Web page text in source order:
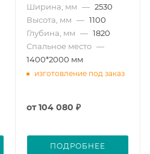
Ширина, мм — 2530
Высота, мм — 1100
Глубина, мм — 1820
Спальное место —
1400*2000 мм
изготовление под заказ
от104 080 ₽
ПОДРОБНЕЕ